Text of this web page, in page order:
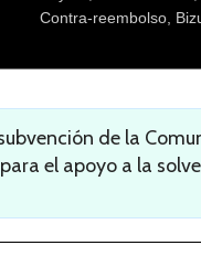
Contra-reembolso,
de la
para el apoyo a la